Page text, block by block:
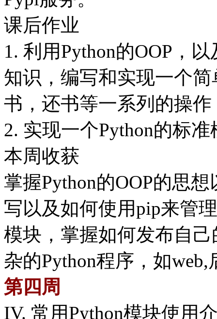
课后作业
1. 利用Python的OOP，
知识，编写和实现一个
书，还书等一系列的操作
2. 实现一个Python的标
本周收获
掌握Python的OOP的思
写以及如何使用pip来管
模块，掌握如何发布自
杂的Python程序，如
第四周
IV. 常用Python模块使用